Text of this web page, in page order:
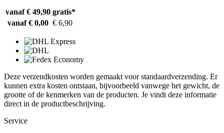
vanaf € 49,90 gratis*
vanaf € 0,00 € 6,90
Deze verzendkosten worden gemaakt voor standaardverzending. Er
kunnen extra kosten ontstaan, bijvoorbeeld vanwege het gewicht, de
grootte of de kenmerken van de producten. Je vindt deze informatie
direct in de productbeschrijving.
Service